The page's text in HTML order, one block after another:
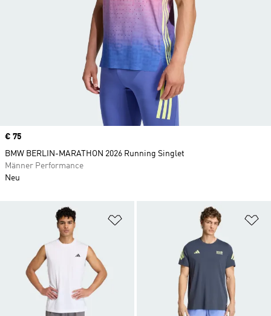
Zur Wunschliste hinzufügen
Price
€ 75
BMW BERLIN-MARATHON 2026 Running Singlet
Männer Performance
Neu